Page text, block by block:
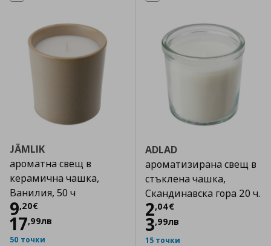
JÄMLIK
ароматна свещ в
керамична чашка,
Ванилия, 50 ч
9,20€
Цена
17,99лв
50 точки
ADLAD
ароматизирана свещ в
стъклена чашка,
Скандинавска гора 20 ч.
2,04€
Цена
3,99лв
15 точки